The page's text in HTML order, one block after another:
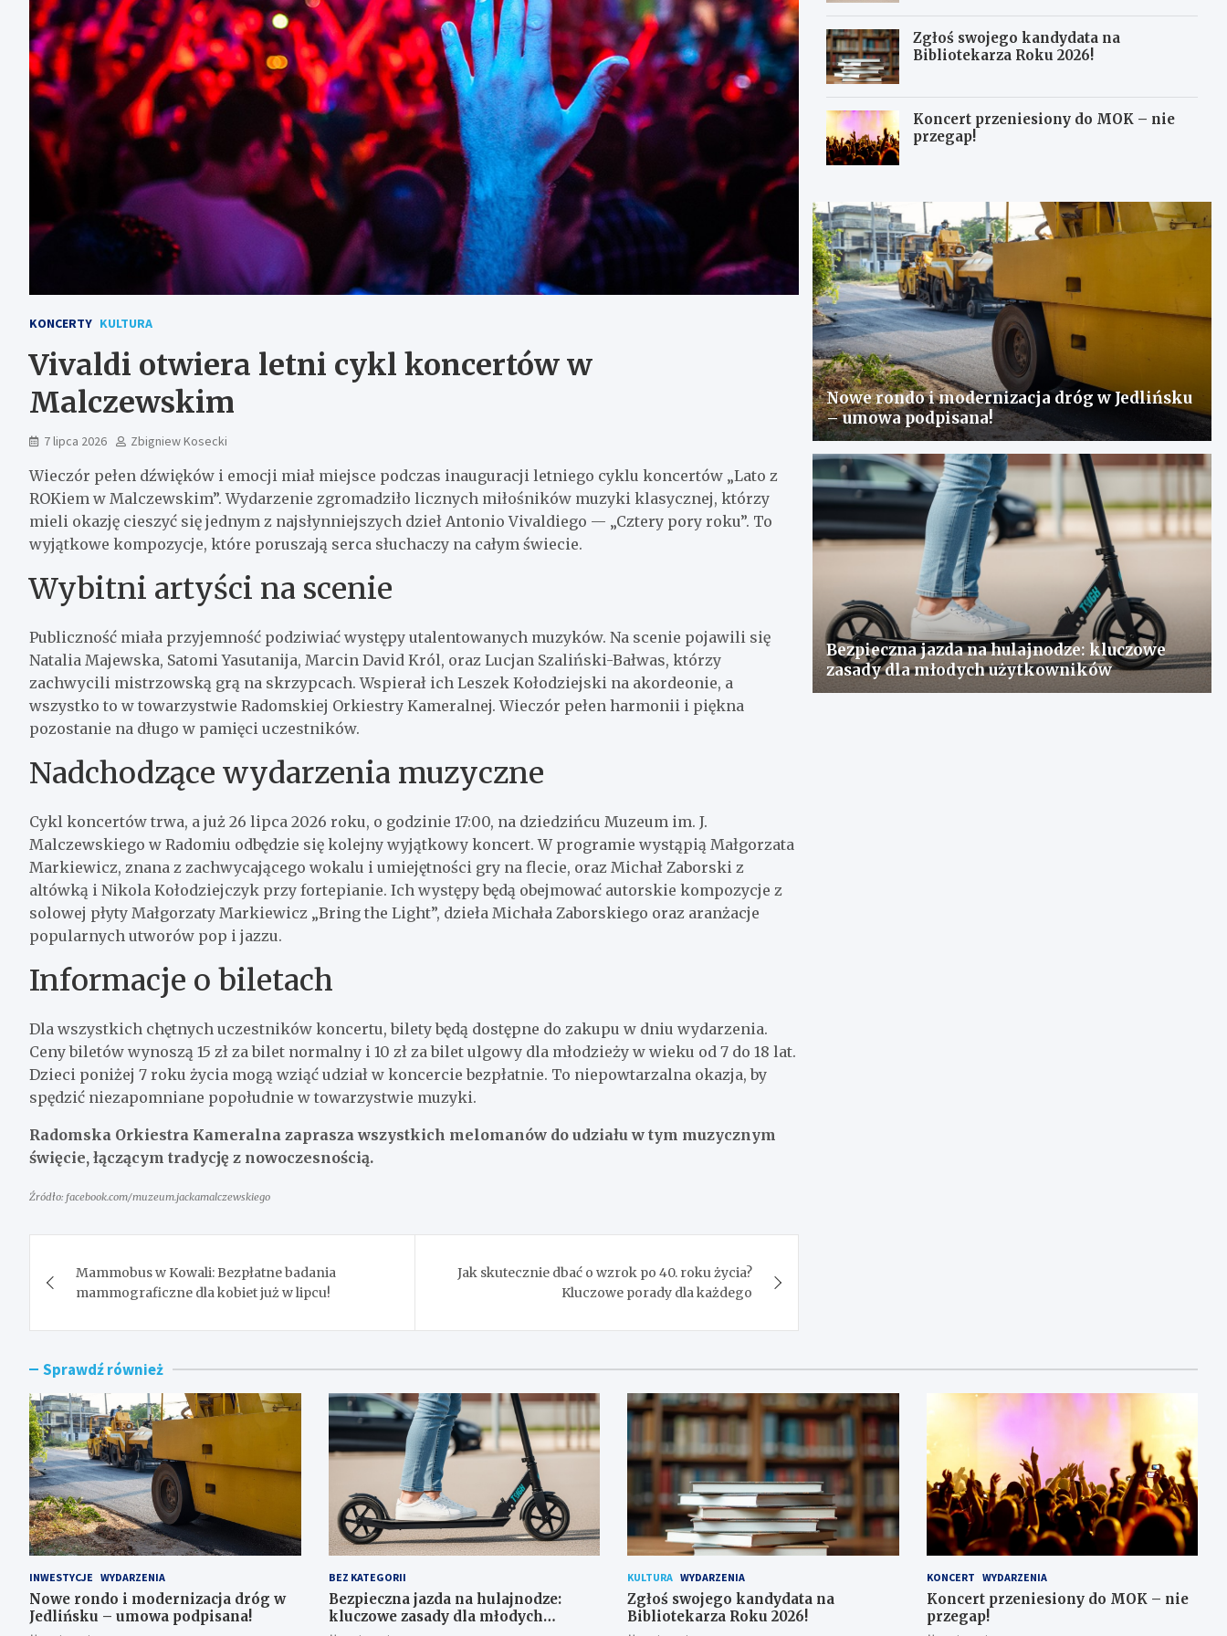
KONCERTY KULTURA
Vivaldi otwiera letni cykl koncertów w
Malczewskim
7 lipca 2026 Zbigniew Kosecki
Wieczór pełen dźwięków i emocji miał miejsce podczas inauguracji letniego cyklu koncertów „Lato z
ROKiem w Malczewskim”. Wydarzenie zgromadziło licznych miłośników muzyki klasycznej, którzy
mieli okazję cieszyć się jednym z najsłynniejszych dzieł Antonio Vivaldiego — „Cztery pory roku”. To
wyjątkowe kompozycje, które poruszają serca słuchaczy na całym świecie.
Wybitni artyści na scenie
Publiczność miała przyjemność podziwiać występy utalentowanych muzyków. Na scenie pojawili się
Natalia Majewska, Satomi Yasutanija, Marcin David Król, oraz Lucjan Szaliński-Bałwas, którzy
zachwycili mistrzowską grą na skrzypcach. Wspierał ich Leszek Kołodziejski na akordeonie, a
wszystko to w towarzystwie Radomskiej Orkiestry Kameralnej. Wieczór pełen harmonii i piękna
pozostanie na długo w pamięci uczestników.
Nadchodzące wydarzenia muzyczne
Cykl koncertów trwa, a już 26 lipca 2026 roku, o godzinie 17:00, na dziedzińcu Muzeum im. J.
Malczewskiego w Radomiu odbędzie się kolejny wyjątkowy koncert. W programie wystąpią Małgorzata
Markiewicz, znana z zachwycającego wokalu i umiejętności gry na flecie, oraz Michał Zaborski z
altówką i Nikola Kołodziejczyk przy fortepianie. Ich występy będą obejmować autorskie kompozycje z
solowej płyty Małgorzaty Markiewicz „Bring the Light”, dzieła Michała Zaborskiego oraz aranżacje
popularnych utworów pop i jazzu.
Informacje o biletach
Dla wszystkich chętnych uczestników koncertu, bilety będą dostępne do zakupu w dniu wydarzenia.
Ceny biletów wynoszą 15 zł za bilet normalny i 10 zł za bilet ulgowy dla młodzieży w wieku od 7 do 18 lat.
Dzieci poniżej 7 roku życia mogą wziąć udział w koncercie bezpłatnie. To niepowtarzalna okazja, by
spędzić niezapomniane popołudnie w towarzystwie muzyki.
Radomska Orkiestra Kameralna zaprasza wszystkich melomanów do udziału w tym muzycznym
święcie, łączącym tradycję z nowoczesnością.
Źródło: facebook.com/muzeum.jackamalczewskiego
wpisu
Mammobus w Kowali: Bezpłatne badania
mammograficzne dla kobiet już w lipcu!
Jak skutecznie dbać o wzrok po 40. roku życia?
Kluczowe porady dla każdego
Zgłoś swojego kandydata na
Bibliotekarza Roku 2026!
Koncert przeniesiony do MOK – nie
przegap!
Nowe rondo i modernizacja dróg w Jedlińsku
– umowa podpisana!
Bezpieczna jazda na hulajnodze: kluczowe
zasady dla młodych użytkowników
Sprawdź również
INWESTYCJE WYDARZENIA
Nowe rondo i modernizacja dróg w
Jedlińsku – umowa podpisana!
BEZ KATEGORII
Bezpieczna jazda na hulajnodze:
kluczowe zasady dla młodych
KULTURA WYDARZENIA
Zgłoś swojego kandydata na
Bibliotekarza Roku 2026!
KONCERT WYDARZENIA
Koncert przeniesiony do MOK – nie
przegap!